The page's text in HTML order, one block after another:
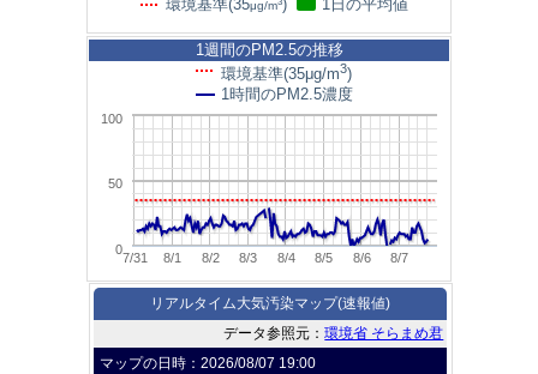
環境基準(35μg/m ) 1日の平均値
7/31 8/1 8/2 8/3 8/4 8/5 8/6 8/7
0
50
100
1週間のPM2.5の推移
環境基準(35μg/m3)
1時間のPM2.5濃度
リアルタイム大気汚染マップ(速報値)
データ参照元：環境省 そらまめ君
マップの日時：2026/08/07 19:00